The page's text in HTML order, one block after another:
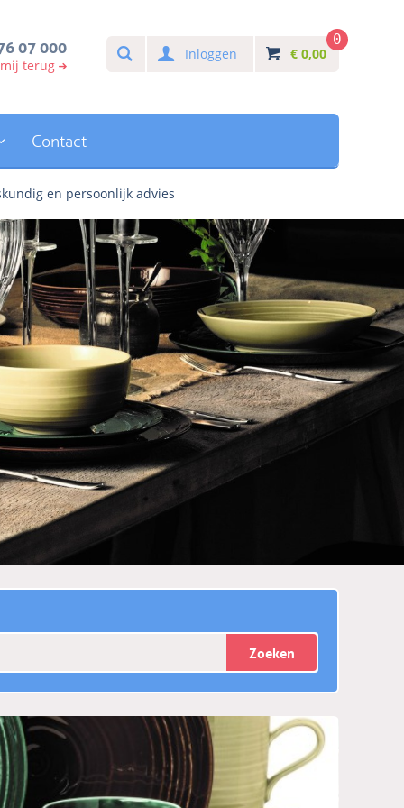
07 000
terug
SearchInloggen € 0,00
0
Contact
en persoonlijk advies
Zoeken